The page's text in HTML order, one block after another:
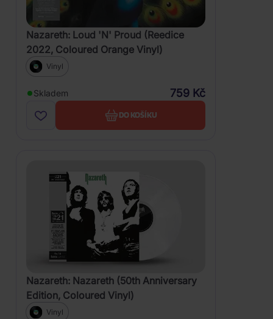
Nazareth: Loud 'N' Proud (Reedice
2022, Coloured Orange Vinyl)
Vinyl
Skladem 759 Kč
DO KOŠÍKU
Nazareth: Nazareth (50th Anniversary
Edition, Coloured Vinyl)
Vinyl